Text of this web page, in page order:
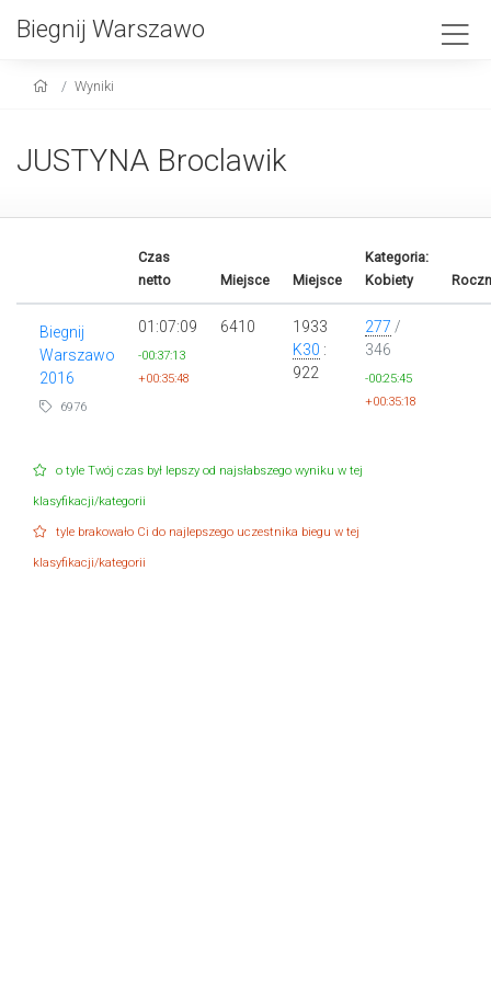
Biegnij Warszawo
Wyniki
JUSTYNA Broclawik
Czas
netto
Miejsce Miejsce
Kategoria:
Kobiety
Biegnij
Warszawo
2016
6976
01:07:09
-00:37:13
+00:35:48
6410
1933
K30 :
922
277 /
346
-00:25:45
+00:35:18
o tyle Twój czas był lepszy od najsłabszego wyniku w tej
klasyfikacji/kategorii
tyle brakowało Ci do najlepszego uczestnika biegu w tej
klasyfikacji/kategorii